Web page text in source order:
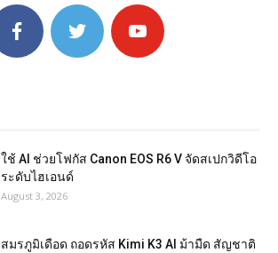
ใช้ AI ช่วยโฟกัส Canon EOS R6 V จัดสเปกวิดีโอ
ระดับไฮเอนด์
August 3, 2026
สมรภูมิเดือด ถอดรหัส Kimi K3 AI ม้ามืด สัญชาติ